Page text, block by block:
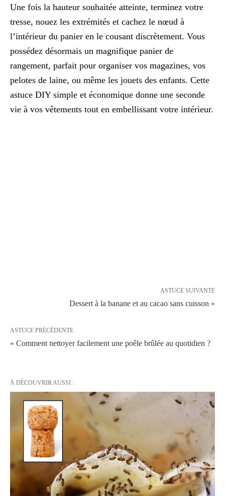
Une fois la hauteur souhaitée atteinte, terminez votre
tresse, nouez les extrémités et cachez le nœud à
l’intérieur du panier en le cousant discrètement. Vous
possédez désormais un magnifique panier de
rangement, parfait pour organiser vos magazines, vos
pelotes de laine, ou même les jouets des enfants. Cette
astuce DIY simple et économique donne une seconde
vie à vos vêtements tout en embellissant votre intérieur.
ASTUCE SUIVANTE
Dessert à la banane et au cacao sans cuisson »
ASTUCE PRÉCÉDENTE
« Comment nettoyer facilement une poêle brûlée au quotidien ?
À DÉCOUVRIR AUSSI :